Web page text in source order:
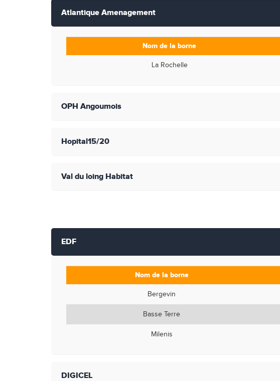
Atlantique Amenagement
Nom de la borne
La Rochelle
OPH Angoumois
Hopital15/20
Val du loing Habitat
EDF
Nom de la borne
Bergevin
Basse Terre
Milenis
DIGICEL